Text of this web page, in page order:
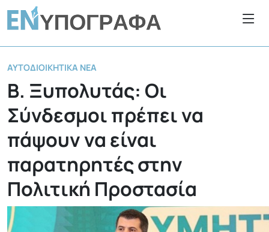
ΑΥΤΟΔΙΟΙΚΗΤΙΚΆ ΝΈΑ
Β. Ξυπολυτάς: Οι
Σύνδεσμοι πρέπει να
πάψουν να είναι
παρατηρητές στην
Πολιτική Προστασία